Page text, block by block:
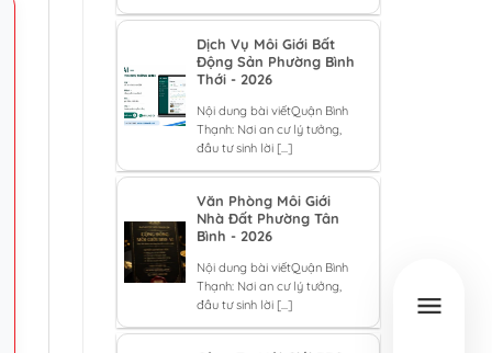
Dịch Vụ Môi Giới Bất
Động Sản Phường Bình
Thới - 2026
Nội dung bài viếtQuận Bình
Thạnh: Nơi an cư lý tưởng,
đầu tư sinh lời [...]
Văn Phòng Môi Giới
Nhà Đất Phường Tân
Bình - 2026
Nội dung bài viếtQuận Bình
Thạnh: Nơi an cư lý tưởng,
đầu tư sinh lời [...]